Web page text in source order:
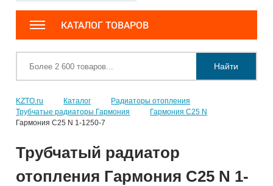
КАТАЛОГ ТОВАРОВ
Найти
KZTO.ru Каталог
Радиаторы отопления
Трубчатые радиаторы Гармония
Гармония С25 N
Гармония С25 N 1-1250-7
Трубчатый радиатор
отопления Гармония С25 N 1-